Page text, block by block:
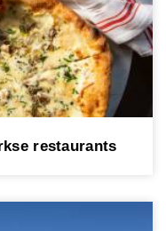
restaurants